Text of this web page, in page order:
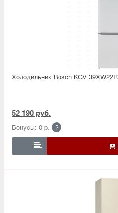
Холодильник Bosсh KGV 39XW22R
52 190 руб.
Бонусы: 0 р. ?
